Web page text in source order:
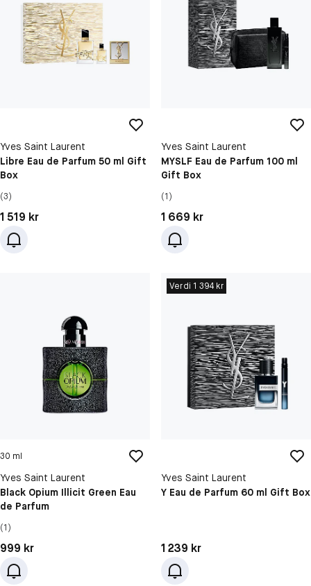
Yves Saint Laurent
Libre Eau de Parfum 50 ml Gift
Box
(3)
Pris: 1 519 kr
1 519 kr
Yves Saint Laurent
MYSLF Eau de Parfum 100 ml
Gift Box
(1)
Pris: 1 669 kr
1 669 kr
30 ml
Yves Saint Laurent
Black Opium Illicit Green Eau
de Parfum
(1)
Pris: 999 kr
999 kr
Verdi 1 394 kr
Yves Saint Laurent
Y Eau de Parfum 60 ml Gift Box
Pris: 1 239 kr
1 239 kr